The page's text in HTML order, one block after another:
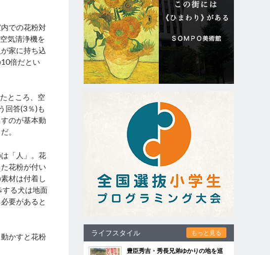
での花粉対
気清浄機を
家に持ち込
倍だとい
ところ、空
回答(3％)も
のが基本動
。
「人」。花
花粉が付い
材は付着し
する犬は地面
要があると
かすと花粉
ライフスタイル もっと見る
豊臣秀吉・秀長兄弟ゆかりの地を巡